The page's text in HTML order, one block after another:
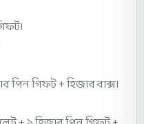
পিন গিফট + হিজাব বাক্স।